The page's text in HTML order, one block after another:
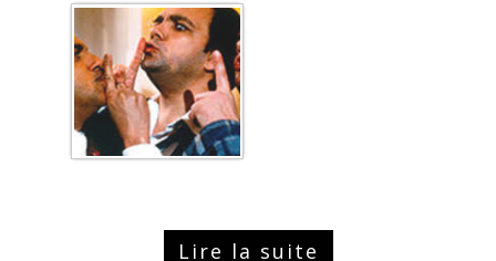
Lire la suite